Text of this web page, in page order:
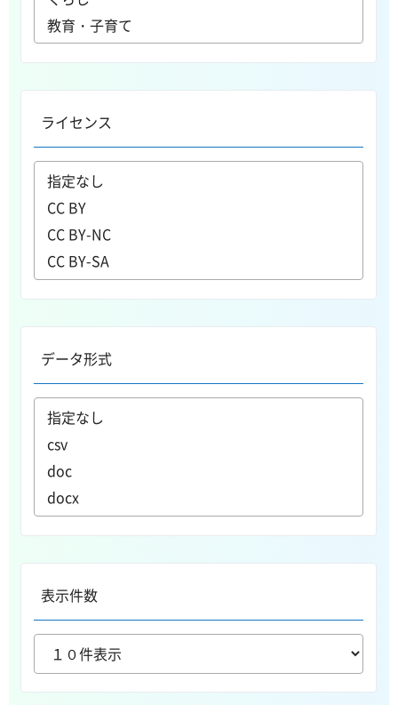
ライセンス
データ形式
表示件数